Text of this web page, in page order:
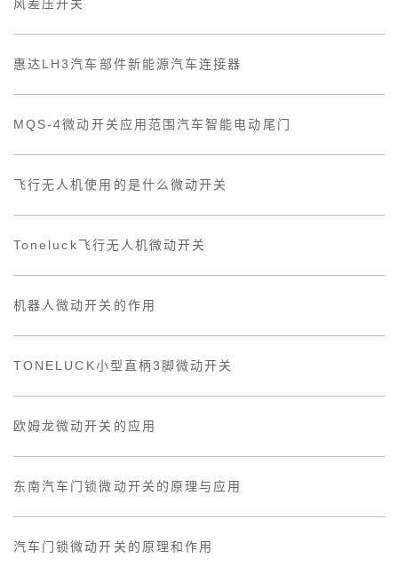
风差压开关
惠达LH3汽车部件新能源汽车连接器
MQS-4微动开关应用范围汽车智能电动尾门
飞行无人机使用的是什么微动开关
Toneluck飞行无人机微动开关
机器人微动开关的作用
TONELUCK小型直柄3脚微动开关
欧姆龙微动开关的应用
东南汽车门锁微动开关的原理与应用
汽车门锁微动开关的原理和作用